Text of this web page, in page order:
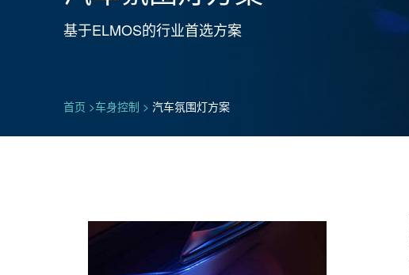
基于ELMOS的行业首选方案
首页 >车身控制 > 汽车氛围灯方案